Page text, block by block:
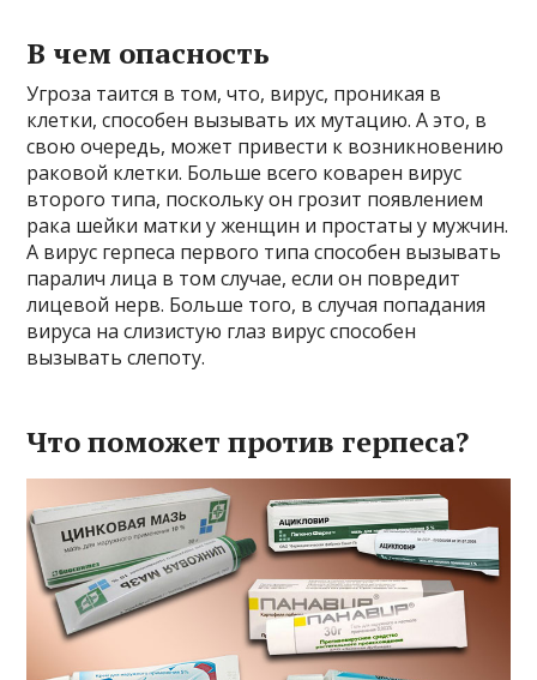
В чем опасность
Угроза таится в том, что, вирус, проникая в
клетки, способен вызывать их мутацию. А это, в
свою очередь, может привести к возникновению
раковой клетки. Больше всего коварен вирус
второго типа, поскольку он грозит появлением
рака шейки матки у женщин и простаты у мужчин.
А вирус герпеса первого типа способен вызывать
паралич лица в том случае, если он повредит
лицевой нерв. Больше того, в случая попадания
вируса на слизистую глаз вирус способен
вызывать слепоту.
Что поможет против герпеса?